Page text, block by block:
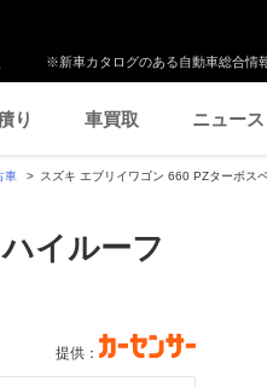
※新車カタログのある自動車総合情
り 車買取 ニュース
車 スズキ エブリイワゴン 660 PZターボス
イルーフ
提供：